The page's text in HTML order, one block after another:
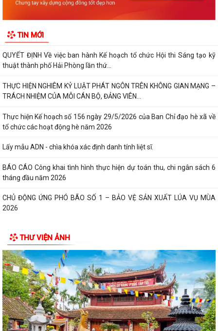
TIN MỚI
QUYỀN ĐỊA PHƯƠNG 02 CẤP
tư của cộng đồng các công trình,...
QUYẾT ĐỊNH Về việc ban hành Kế hoạch tổ chức Hội thi Sáng tạo kỹ
thuật thành phố Hải Phòng lần thứ...
THỰC HIỆN NGHIÊM KỶ LUẬT PHÁT NGÔN TRÊN KHÔNG GIAN MẠNG –
TRÁCH NHIỆM CỦA MỖI CÁN BỘ, ĐẢNG VIÊN...
Thực hiện Kế hoạch số 156 ngày 29/5/2026 của Ban Chỉ đạo hè xã về
tổ chức các hoạt động hè năm 2026
Lấy mẫu ADN - chìa khóa xác định danh tính liệt sĩ.
BÁO CÁO Công khai tình hình thực hiện dự toán thu, chi ngân sách 6
tháng đầu năm 2026
CHỦ ĐỘNG ỨNG PHÓ BÃO SỐ 1 – BẢO VỆ SẢN XUẤT LÚA VỤ MÙA
2026
XÚC CỬ TRI CHUẨN BỊ KỲ HỌP THƯỜNG LỆ...
Công điện phòng chống bão số 1 (Bão MAYSAK) và mưa lũ sau bão
THÔNG BÁO Lịch tiếp công dân định kỳ của Chủ tịch Ủy ban nhân dân
xã Quý III, IV năm 2026
Bộ Chính trị tổ chức hội nghị toàn quốc sơ kết 1 năm vận hành mô hình
tổ chức tổng thể của hệ...
THƯ VIỆN ẢNH